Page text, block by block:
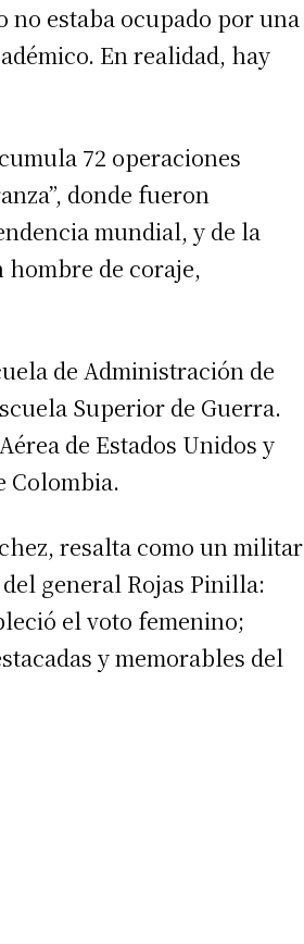
no estaba ocupado por una
En realidad, hay
72 operaciones
donde fueron
mundial, y de la
de coraje,
de Administración de
Superior de Guerra.
de Estados Unidos y
Colombia.
resalta como un militar
general Rojas Pinilla:
el voto femenino;
y memorables del